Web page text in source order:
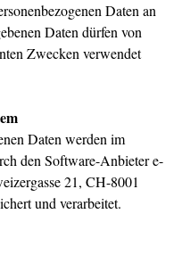
Daten an
Daten dürfen von
Zwecken verwendet
Daten werden im
den Software-Anbieter e-
21, CH-8001
und verarbeitet.